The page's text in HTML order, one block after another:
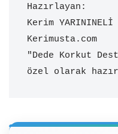
Hazırlayan:
Kerim YARININELİ
Kerimusta.com
"Dede Korkut
özel olarak